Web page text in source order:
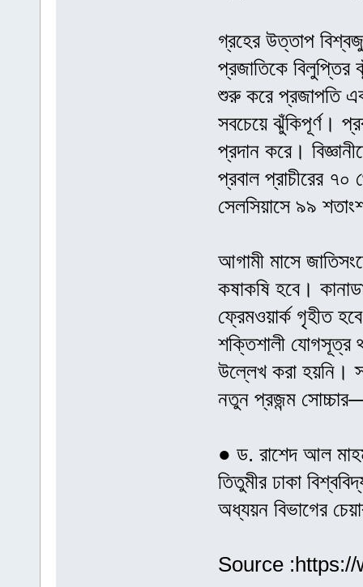
গ্রহের উত্তাপ
প্রজাতিকে
শুরু করে প্রজাপতি
সবচেয়ে ঝুঁকিপূর্ণ।
প্রদান করে।
প্রবাল প্রাচীরের
সেলসিয়াসে ৯৯
আগামী মাসে
কষাকষি হবে।
ফ্রেমওয়ার্ক গৃহীত
শক্তিশালী যোগসূত্র
উল্লেখ করা হয়নি।
নতুন প্রজন্ম
● ড. রাশেদ আল
তিতুমীর ঢাকা
অধ্যয়ন বিভাগের
Source